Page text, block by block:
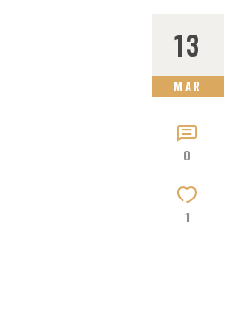
13
MAR
0
1